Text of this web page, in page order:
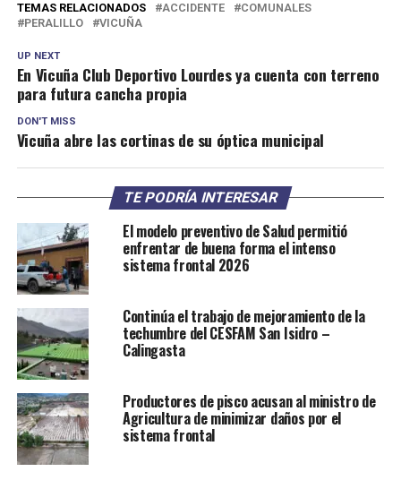
TEMAS RELACIONADOS ACCIDENTE
COMUNALES
PERALILLO
VICUÑA
UP NEXT
En Vicuña Club Deportivo Lourdes ya cuenta con terreno
para futura cancha propia
DON'T MISS
Vicuña abre las cortinas de su óptica municipal
TE PODRÍA INTERESAR
El modelo preventivo de Salud permitió
enfrentar de buena forma el intenso
sistema frontal 2026
Continúa el trabajo de mejoramiento de la
techumbre del CESFAM San Isidro –
Calingasta
Productores de pisco acusan al ministro de
Agricultura de minimizar daños por el
sistema frontal